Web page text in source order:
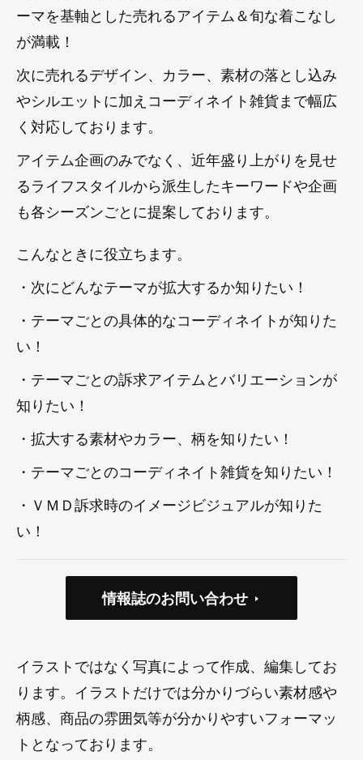
ーマを基軸とした売れるアイテム＆旬な着こなし
が満載！
次に売れるデザイン、カラー、素材の落とし込み
やシルエットに加えコーディネイト雑貨まで幅広
く対応しております。
アイテム企画のみでなく、近年盛り上がりを見せ
るライフスタイルから派生したキーワードや企画
も各シーズンごとに提案しております。
こんなときに役立ちます。
・次にどんなテーマが拡大するか知りたい！
・テーマごとの具体的なコーディネイトが知りた
い！
・テーマごとの訴求アイテムとバリエーションが
知りたい！
・拡大する素材やカラー、柄を知りたい！
・テーマごとのコーディネイト雑貨を知りたい！
・ＶＭＤ訴求時のイメージビジュアルが知りた
い！
情報誌のお問い合わせ
イラストではなく写真によって作成、編集してお
ります。イラストだけでは分かりづらい素材感や
柄感、商品の雰囲気等が分かりやすいフォーマッ
トとなっております。